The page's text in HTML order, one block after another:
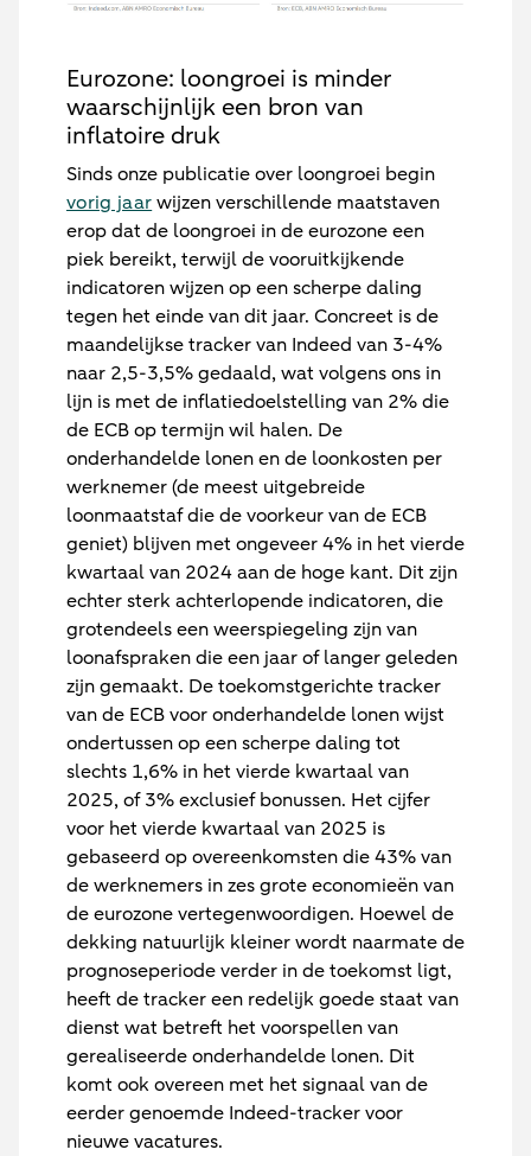
Eurozone: loongroei is minder
waarschijnlijk een bron van
inflatoire druk
Sinds onze publicatie over loongroei begin
vorig jaarwijzen verschillende maatstaven
erop dat de loongroei in de eurozone een
piek bereikt, terwijl de vooruitkijkende
indicatoren wijzen op een scherpe daling
tegen het einde van dit jaar. Concreet is de
maandelijkse tracker van Indeed van 3-4%
naar 2,5-3,5% gedaald, wat volgens ons in
lijn is met de inflatiedoelstelling van 2% die
de ECB op termijn wil halen. De
onderhandelde lonen en de loonkosten per
werknemer (de meest uitgebreide
loonmaatstaf die de voorkeur van de ECB
geniet) blijven met ongeveer 4% in het vierde
kwartaal van 2024 aan de hoge kant. Dit zijn
echter sterk achterlopende indicatoren, die
grotendeels een weerspiegeling zijn van
loonafspraken die een jaar of langer geleden
zijn gemaakt. De toekomstgerichte tracker
van de ECB voor onderhandelde lonen wijst
ondertussen op een scherpe daling tot
slechts 1,6% in het vierde kwartaal van
2025, of 3% exclusief bonussen. Het cijfer
voor het vierde kwartaal van 2025 is
gebaseerd op overeenkomsten die 43% van
de werknemers in zes grote economieën van
de eurozone vertegenwoordigen. Hoewel de
dekking natuurlijk kleiner wordt naarmate de
prognoseperiode verder in de toekomst ligt,
heeft de tracker een redelijk goede staat van
dienst wat betreft het voorspellen van
gerealiseerde onderhandelde lonen. Dit
komt ook overeen met het signaal van de
eerder genoemde Indeed-tracker voor
nieuwe vacatures.